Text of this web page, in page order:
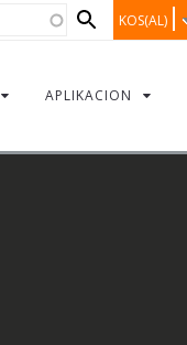
KOS(AL)
APLIKACION